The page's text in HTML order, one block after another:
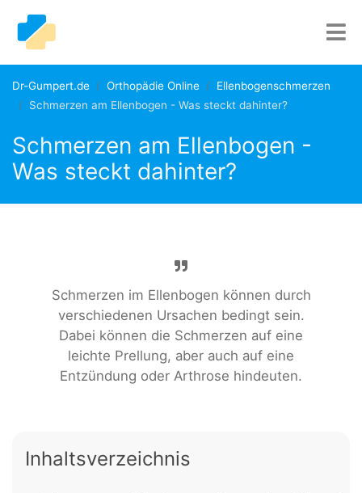
Dr-Gumpert.de Orthopädie Online
Ellenbogenschmerzen
Schmerzen am Ellenbogen - Was steckt dahinter?
Schmerzen am Ellenbogen -
Was steckt dahinter?
Schmerzen im Ellenbogen können durch
verschiedenen Ursachen bedingt sein.
Dabei können die Schmerzen auf eine
leichte Prellung, aber auch auf eine
Entzündung oder Arthrose hindeuten.
Inhaltsverzeichnis